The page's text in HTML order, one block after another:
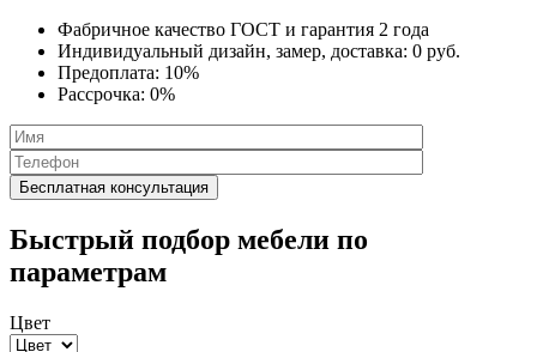
Фабричное качество ГОСТ и гарантия 2 года
Индивидуальный дизайн, замер, доставка: 0 руб.
Предоплата: 10%
Рассрочка: 0%
Быстрый подбор мебели по
параметрам
Цвет